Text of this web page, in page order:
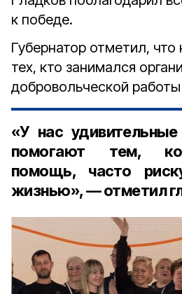
к победе.
Губернатор отметил,
тех, кто занимался
добровольческой
«У нас
помогают тем,
помощь, часто
жизнью», — отметил